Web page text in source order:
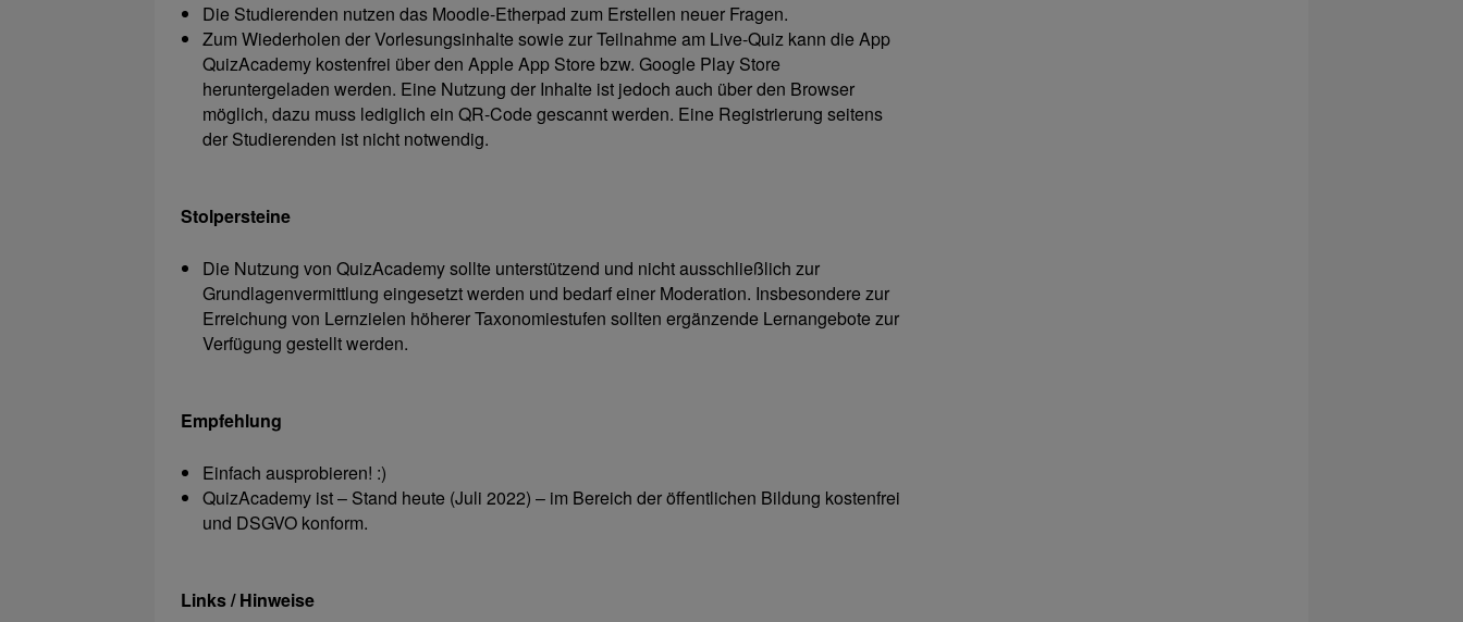
Die Studierenden nutzen das Moodle-Etherpad zum Erstellen neuer Fragen.
Zum Wiederholen der Vorlesungsinhalte sowie zur Teilnahme am Live-Quiz kann die App
QuizAcademy kostenfrei über den Apple App Store bzw. Google Play Store
heruntergeladen werden. Eine Nutzung der Inhalte ist jedoch auch über den Browser
möglich, dazu muss lediglich ein QR-Code gescannt werden. Eine Registrierung seitens
der Studierenden ist nicht notwendig.
Stolpersteine
Die Nutzung von QuizAcademy sollte unterstützend und nicht ausschließlich zur
Grundlagenvermittlung eingesetzt werden und bedarf einer Moderation. Insbesondere zur
Erreichung von Lernzielen höherer Taxonomiestufen sollten ergänzende Lernangebote zur
Verfügung gestellt werden.
Empfehlung
Einfach ausprobieren! :)
QuizAcademy ist – Stand heute (Juli 2022) – im Bereich der öffentlichen Bildung kostenfrei
und DSGVO konform.
Links / Hinweise